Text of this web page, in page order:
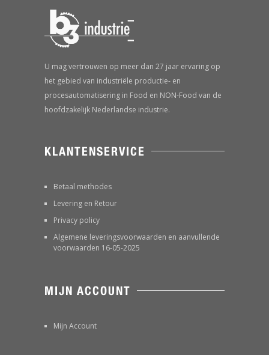
U mag vertrouwen op meer dan 27 jaar ervaring op
het gebied van industriële productie- en
procesautomatisering in Food en NON-Food van de
hoofdzakelijk Nederlandse industrie.
KLANTENSERVICE
Betaal methodes
Levering en Retour
Privacy policy
Algemene leveringsvoorwaarden en aanvullende
voorwaarden 16-05-2025
MIJN ACCOUNT
Mijn Account